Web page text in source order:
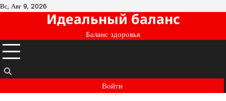
Перейти
Вс, Авг 9, 2026
Идеальный баланс
Баланс здоровья
Войти